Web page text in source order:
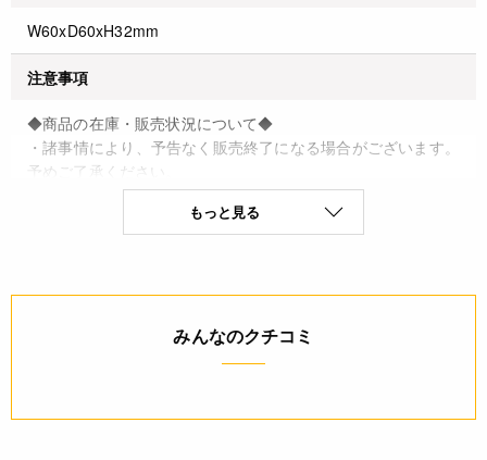
W60xD60xH32mm
注意事項
◆商品の在庫・販売状況について◆
・諸事情により、予告なく販売終了になる場合がございます。
予めご了承ください。
・当サイトに掲載されている商品は、ご購入可能な状態にあっ
ても必ずしも在庫を保証するものではありません。予めご了承
詳細
もっと見る
みんなのクチコミ